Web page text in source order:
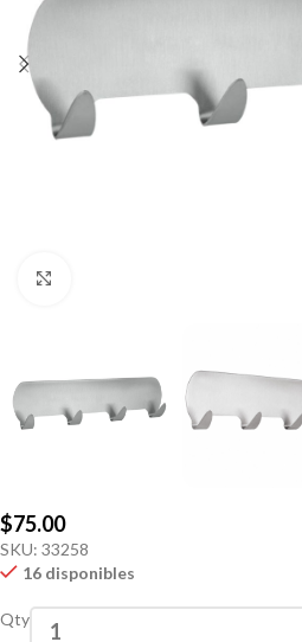
$75.00
SKU: 33258
16 disponibles
Qty